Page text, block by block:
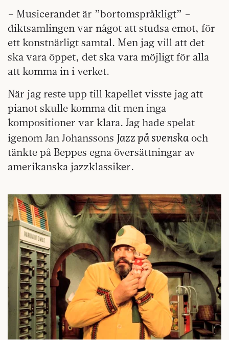
– Musicerandet är ”bortomspråkligt” –
diktsamlingen var något att studsa emot, för
ett konstnärligt samtal. Men jag vill att det
ska vara öppet, det ska vara möjligt för alla
att komma in i verket.
När jag reste upp till kapellet visste jag att
pianot skulle komma dit men inga
kompositioner var klara. Jag hade spelat
igenom Jan Johanssons Jazz på svenska och
tänkte på Beppes egna översättningar av
amerikanska jazzklassiker.